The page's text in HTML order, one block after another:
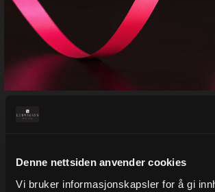
Denne nettsiden anvender cookies
Vi bruker informasjonskapsler for å gi
finnes i flere bredder